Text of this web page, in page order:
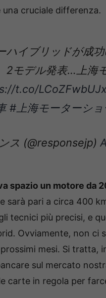
una cruciale differenza.
ハイブリッドが成
2モデル発表…上海
t.co/
#上海モーターショ
ス (@responsejp)
spazio un motore da
sarà pari a circa 400
tecnici più precisi, e
Ovviamente, non
mesi. Si tratta,
sul mercato
carte in regola per